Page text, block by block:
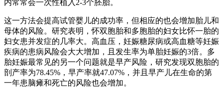
内常常会一次性植入2-3个胚胎。
这一方法会提高试管婴儿的成功率，但相应的也会增加胎儿和
母体的风险。研究表明，怀双胞胎和多胞胎的妇女比怀一胎的
妇女患并发症的几率大。高血压，妊娠糖尿病或高血糖等妊娠
疾病的患病风险会大大增加，且发生率为单胎妊娠的3倍。多
胎妊娠最常见的另一个问题就是早产风险，研究发现双胞胎的
剖产率为78.45%，早产率就47.07%，并且早产儿在生命的第
一年患脑瘫和死亡的风险也会增加。